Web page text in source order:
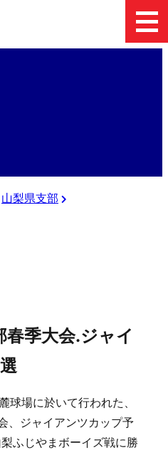
山梨県支部
季大会.ジャイ
場に於いて行われた、
、ジャイアンツカップ予
ふじやまボーイズ戦に勝